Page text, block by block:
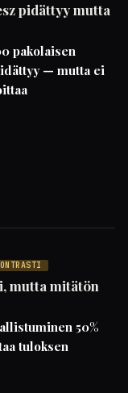
pidättyy mutta
pakolaisen
— mutta ei
mutta mitätön
50%
tuloksen